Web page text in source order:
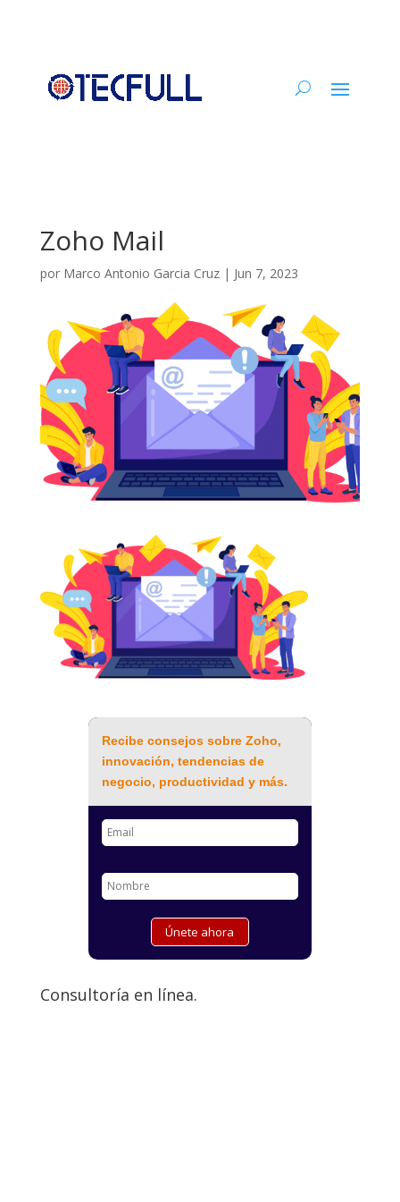
Zoho Mail
por Marco Antonio Garcia Cruz| Jun 7, 2023
Recibe consejos sobre Zoho,
innovación, tendencias de
negocio, productividad y más.
Consultoría en línea.